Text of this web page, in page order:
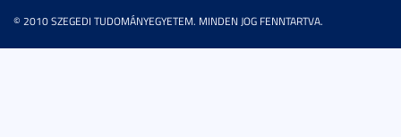
© 2010 SZEGEDI TUDOMÁNYEGYETEM. MINDEN JOG FENNTARTVA.